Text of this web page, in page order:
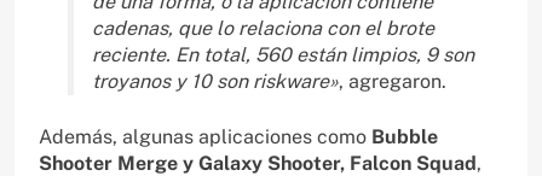
cadenas, que lo relaciona con el brote
reciente. En total, 560 están limpios, 9 son
troyanos y 10 son riskware», agregaron.
Además, algunas aplicaciones como Bubble
Shooter Merge y Galaxy Shooter, Falcon Squad,